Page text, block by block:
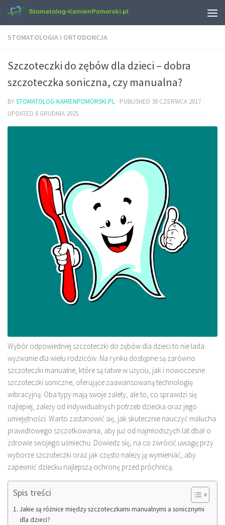
STOMATOLOGIA I ORTODONCJA
Szczoteczki do zębów dla dzieci – dobra
szczoteczka soniczna, czy manualna?
BYSTOMATOLOG-KAMIENPOMORSKI.PL · PUBLISHED 30 CZERWCA 2017 ·
UPDATED 8 GRUDNIA 2025
Wybór odpowiedniej szczoteczki do zębów dla dzieci to nie lada
wyzwanie dla wielu rodziców. Na rynku dostępne są zarówno
szczoteczki manualne, które są łatwe w użyciu, jak i nowoczesne
szczoteczki soniczne, oferujące zaawansowaną technologię
wibracyjną. Oba typy mają swoje zalety, ale to, co sprawdzi się
najlepiej, zależy od indywidualnych potrzeb dziecka oraz jego
umiejętności. Warto zastanowić się, jak skutecznie nauczyć malucha
prawidłowego szczotkowania, aby już od najmłodszych lat dbał o
zdrowie swojego uśmiechu. Dowiedz się, na co zwrócić uwagę przy
wyborze szczoteczki oraz jak często należy ją wymieniać, aby
zapewnić dziecku najlepszą ochronę przed próchnicą.
Spis treści
Jakie są różnice między szczoteczkami manualnymi a sonicznymi
dla dzieci?